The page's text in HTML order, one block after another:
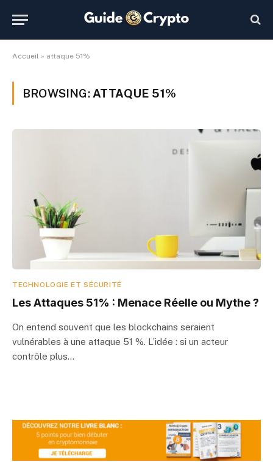
Accueil » attaque 51%
BROWSING: ATTAQUE 51%
TECHNOLOGIE ET SÉCURITÉ
Les Attaques 51% : Menace Réelle ou Mythe ?
On entend souvent que les blockchains seraient
vulnérables à une attaque 51 %. L’idée : si un acteur
contrôle plus…